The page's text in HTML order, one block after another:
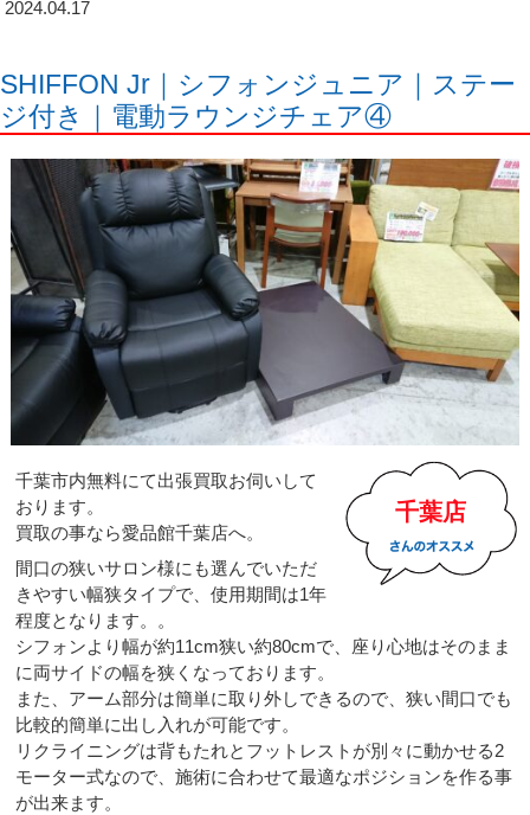
2024.04.17
SHIFFON Jr｜シフォンジュニア｜ステー
ジ付き｜電動ラウンジチェア④
千葉店
千葉市内無料にて出張買取お伺いして
おります。
買取の事なら愛品館千葉店へ。
間口の狭いサロン様にも選んでいただ
きやすい幅狭タイプで、使用期間は1年
程度となります。。
シフォンより幅が約11cm狭い約80cmで、座り心地はそのまま
に両サイドの幅を狭くなっております。
また、アーム部分は簡単に取り外しできるので、狭い間口でも
比較的簡単に出し入れが可能です。
リクライニングは背もたれとフットレストが別々に動かせる2
モーター式なので、施術に合わせて最適なポジションを作る事
が出来ます。